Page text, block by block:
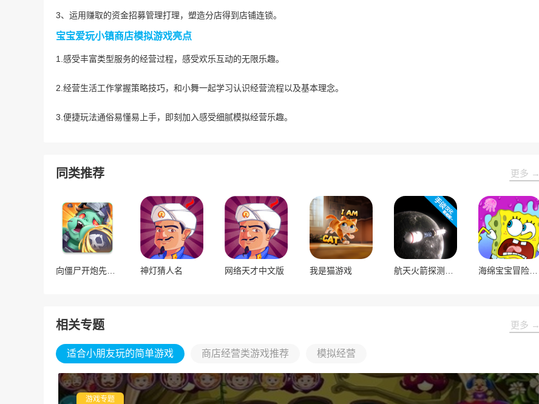
3、运用赚取的资金招募管理打理，塑造分店得到店铺连锁。
宝宝爱玩小镇商店模拟游戏亮点
1.感受丰富类型服务的经营过程，感受欢乐互动的无限乐趣。
2.经营生活工作掌握策略技巧，和小舞一起学习认识经营流程以及基本理念。
3.便捷玩法通俗易懂易上手，即刻加入感受细腻模拟经营乐趣。
同类推荐 更多 →
神灯猜人名 网络天才中文版 我是猫游戏 海绵宝宝冒险果酱世界
相关专题 更多 →
适合小朋友玩的简单游戏 商店经营类游戏推荐 模拟经营
游戏专题